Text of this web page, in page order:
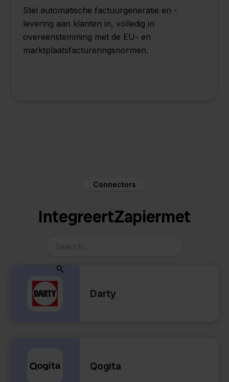
Stel automatische factuurgeneratie en -
levering aan klanten in, volledig in
overeenstemming met de EU- en
marktplaatsfactureringsnormen.
Connectors
IntegreertZapiermet
Darty
Qogita